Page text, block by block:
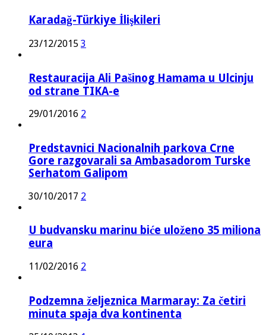
Karadağ-Türkiye İlişkileri
23/12/2015 3
Restauracija Ali Pašinog Hamama u Ulcinju
od strane TIKA-e
29/01/2016 2
Predstavnici Nacionalnih parkova Crne
Gore razgovarali sa Ambasadorom Turske
Serhatom Galipom
30/10/2017 2
U budvansku marinu biće uloženo 35 miliona
eura
11/02/2016 2
Podzemna željeznica Marmaray: Za četiri
minuta spaja dva kontinenta